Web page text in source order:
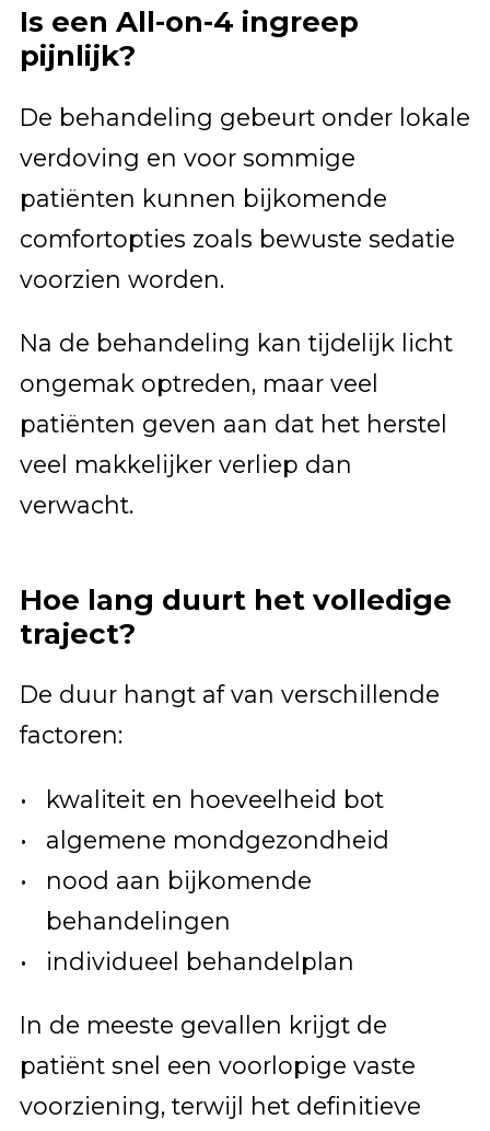
Is een All-on-4 ingreep
pijnlijk?
De behandeling gebeurt onder lokale
verdoving en voor sommige
patiënten kunnen bijkomende
comfortopties zoals bewuste sedatie
voorzien worden.
Na de behandeling kan tijdelijk licht
ongemak optreden, maar veel
patiënten geven aan dat het herstel
veel makkelijker verliep dan
verwacht.
Hoe lang duurt het volledige
traject?
De duur hangt af van verschillende
factoren:
kwaliteit en hoeveelheid bot
algemene mondgezondheid
nood aan bijkomende
behandelingen
individueel behandelplan
In de meeste gevallen krijgt de
patiënt snel een voorlopige vaste
voorziening, terwijl het definitieve